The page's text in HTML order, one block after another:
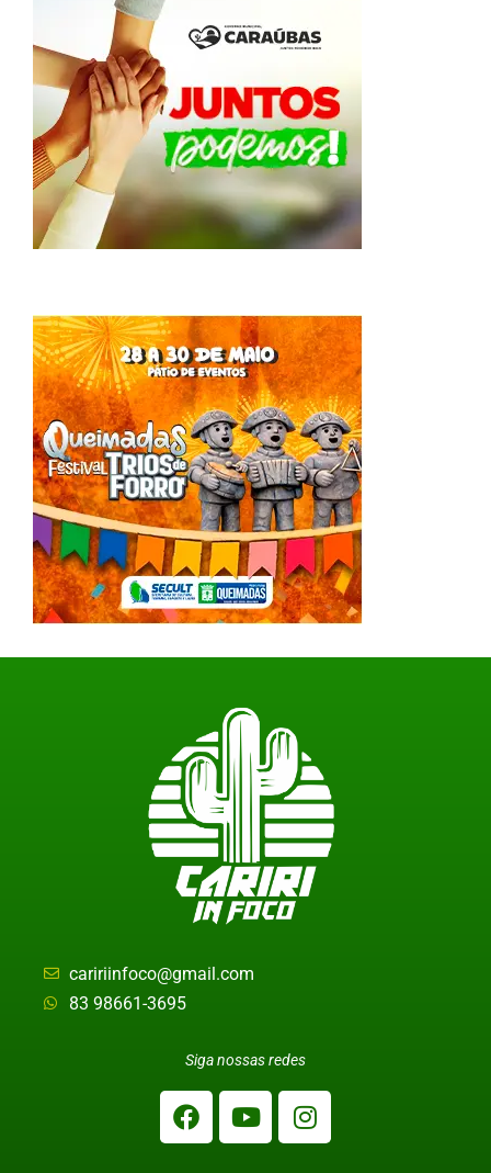
caririinfoco@gmail.com
83 98661-3695
Siga nossas redes